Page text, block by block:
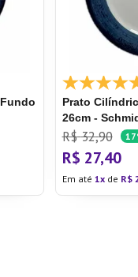
Fundo
Prato
26cm -
R$ 32,90
R$ 27,40
Em até 1 de R$